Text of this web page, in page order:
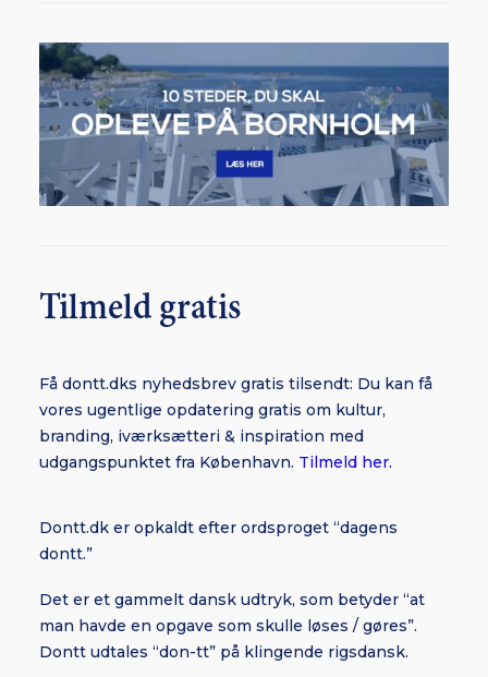
Tilmeld gratis
Få dontt.dks nyhedsbrev gratis tilsendt: Du kan få
vores ugentlige opdatering gratis om kultur,
branding, iværksætteri & inspiration med
udgangspunktet fra København. Tilmeld her.
Dontt.dk er opkaldt efter ordsproget “dagens
dontt.”
Det er et gammelt dansk udtryk, som betyder “at
man havde en opgave som skulle løses / gøres”.
Dontt udtales “don-tt” på klingende rigsdansk.